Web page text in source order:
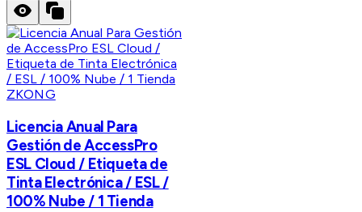
ZKONG
Licencia Anual Para
Gestión de AccessPro
ESL Cloud / Etiqueta de
Tinta Electrónica / ESL /
100% Nube / 1 Tienda